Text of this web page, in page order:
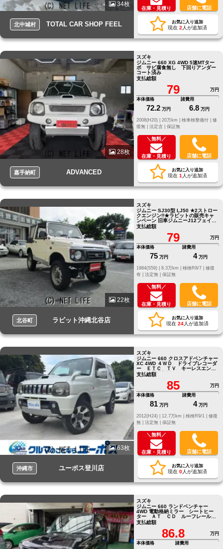
34枚
北中城村 TOTAL CAR SHOP FEEL
在庫・見積り 店舗に電話
お気に入り追加
現在 2 人が追加済
28枚
嘉手納町 ADVANCED
スズキ
ジムニー 660 XG 4WD 5速MTター
ボ サビ腐食無し 下回りアンダー
コート済み
支払総額
79
万円
本体価格
72.2 万円
諸費用
6.8 万円
修
復無 | 法定含 | 保証無
＼無料／
在庫・見積り 店舗に電話
お気に入り追加
現在 1 人が追加済
22枚
北谷町 ラビット沖縄北谷店
スズキ
ジムニー SJ30型 LJ50 ★2ストロー
クエンジン!!★ラビットの販売キャ
ンペーン 旧車ジムニーJ12フェイス
車検R8年7月まで
支払総額
79
万円
本体価格
75 万円
諸費用
4 万円
修復
有 | 法定無 | 保証無
＼無料／
在庫・見積り 店舗に電話
お気に入り追加
現在 24人が追加済
63枚
沖縄市 ユーポス登川店
スズキ
ジムニー 660 クロスアドベンチャー
XC 4WD ４ＷＤ ドライブレコーダ
ー ＥＴＣ ＴＶ キーレスエント
リー 電動格納ミラー シートヒー
ター ＭＴ
支払総額
85
万円
本体価格
81 万円
諸費用
4 万円
修復
無 | 法定無 | 保証無
＼無料／
在庫・見積り 店舗に電話
お気に入り追加
現在 0人が追加済
スズキ
ジムニー 660 ランドベンチャー
4WD 電動格納ミラー シートヒー
ター ＡＴ ＣＤ ルーフレール
アルミホイール エアコン
支払総額
86.8
万円
本体価格
諸費用